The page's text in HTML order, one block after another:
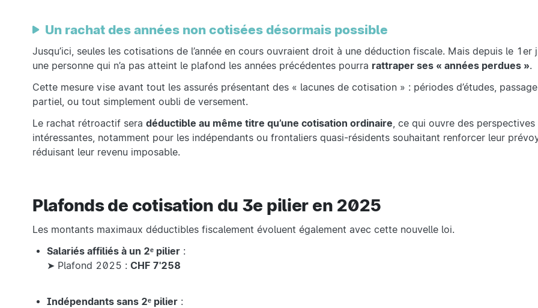
Un rachat des années non cotisées désormais possible
Jusqu’ici, seules les cotisations de l’année en cours ouvraient droit à une déduction fiscale. Mais depuis le
une personne qui n’a pas atteint le plafond les années précédentes pourra rattraper ses « années perdues ».
Cette mesure vise avant tout les assurés présentant des « lacunes de cotisation » : périodes d’études,
partiel, ou tout simplement oubli de versement.
Le rachat rétroactif sera déductible au même titre qu’une cotisation ordinaire, ce qui ouvre des perspectives
intéressantes, notamment pour les indépendants ou frontaliers quasi-résidents souhaitant renforcer leur
réduisant leur revenu imposable.
Plafonds de cotisation du 3e pilier en 2025
Les montants maximaux déductibles fiscalement évoluent également avec cette nouvelle loi.
Salariés affiliés à un 2ᵉ pilier :
➤ Plafond 2025 : CHF 7'258
Indépendants sans 2ᵉ pilier :